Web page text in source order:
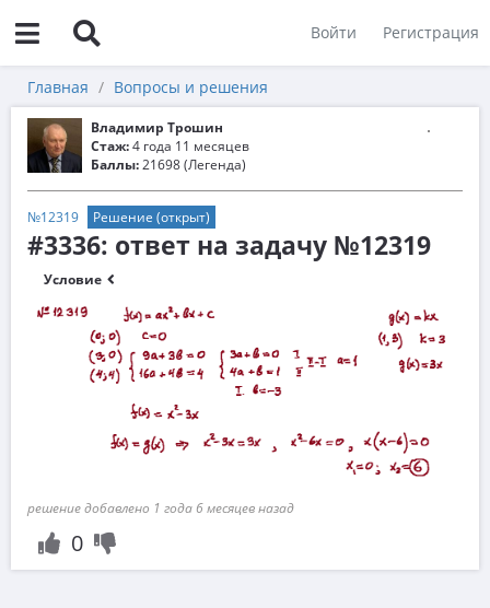
Войти Регистрация
Главная Вопросы и решения
Владимир Трошин
Стаж:4 года 11 месяцев
Баллы:21698 (Легенда)
№12319 Решение (открыт)
#3336: ответ на задачу №12319
Условие
решение добавлено 1 года 6 месяцев назад
0